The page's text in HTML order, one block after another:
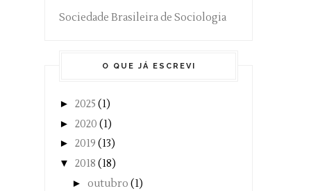
Sociedade Brasileira de Sociologia
O QUE JÁ ESCREVI
► 2025 (1)
► 2020 (1)
► 2019 (13)
▼ 2018 (18)
► outubro (1)